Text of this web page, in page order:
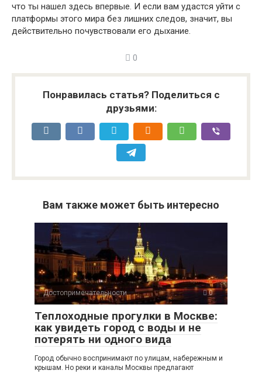
что ты нашел здесь впервые. И если вам удастся уйти с
платформы этого мира без лишних следов, значит, вы
действительно почувствовали его дыхание.
0
Понравилась статья? Поделиться с
друзьями:
Вам также может быть интересно
Достопримечательности 0
Теплоходные прогулки в Москве:
как увидеть город с воды и не
потерять ни одного вида
Город обычно воспринимают по улицам, набережным и
крышам. Но реки и каналы Москвы предлагают